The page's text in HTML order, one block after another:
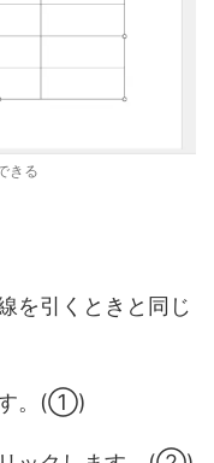
きる
を引くときと同じ
す。(①)